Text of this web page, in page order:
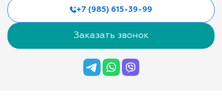
+7 (985) 615-39-99
Заказать звонок